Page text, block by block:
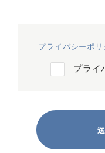
プライバシーポリ
プライ